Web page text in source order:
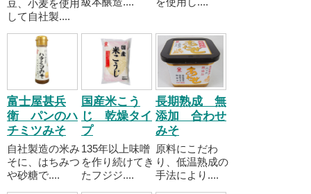
豆、小麦を使用
して自社製....
富士屋甚兵
衛 パンのハ
チミツみそ
自社製造の米み
そに、はちみつ
や砂糖で....
国産米こう
じ 乾燥タイ
プ
135年以上味噌
を作り続けてき
たフジジ....
長期熟成 無
添加 合わせ
みそ
原料にこだわ
り、低温熟成の
手法により....